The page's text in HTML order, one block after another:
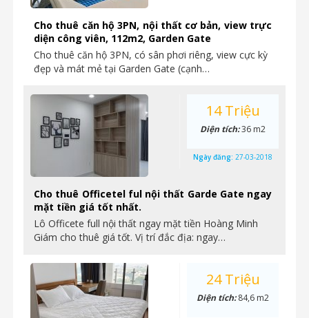
Cho thuê căn hộ 3PN, nội thất cơ bản, view trực
diện công viên, 112m2, Garden Gate
Cho thuê căn hộ 3PN, có sân phơi riêng, view cực kỳ
đẹp và mát mẻ tại Garden Gate (cạnh…
Cho thuê Officetel ful nội thất Garde Gate ngay
mặt tiền giá tốt nhất.
Lô Officete full nội thất ngay mặt tiền Hoàng Minh
Giám cho thuê giá tốt. Vị trí đắc địa: ngay…
14 Triệu
Diện tích:36 m2
Ngày đăng: 27-03-2018
24 Triệu
Diện tích:84,6 m2